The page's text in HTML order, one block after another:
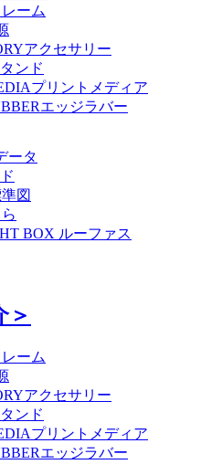
ーム
アクセサリー
ンド
プリントメディア
エッジラバー
ータ
図
ルーファス
＞
ーム
アクセサリー
ンド
プリントメディア
エッジラバー